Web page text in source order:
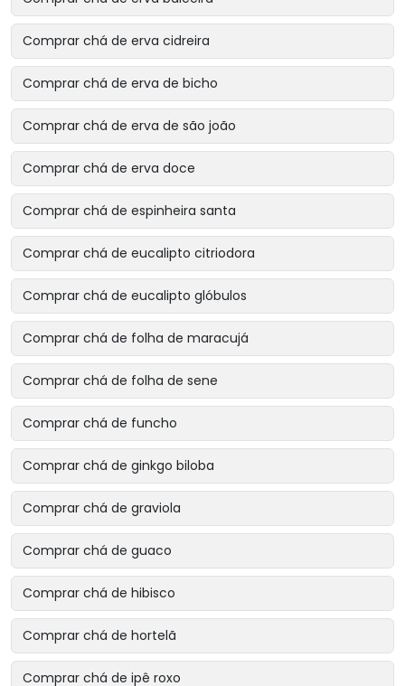
Comprar chá de erva cidreira
Comprar chá de erva de bicho
Comprar chá de erva de são joão
Comprar chá de erva doce
Comprar chá de espinheira santa
Comprar chá de eucalipto citriodora
Comprar chá de eucalipto glóbulos
Comprar chá de folha de maracujá
Comprar chá de folha de sene
Comprar chá de funcho
Comprar chá de ginkgo biloba
Comprar chá de graviola
Comprar chá de guaco
Comprar chá de hibisco
Comprar chá de hortelã
Comprar chá de ipê roxo